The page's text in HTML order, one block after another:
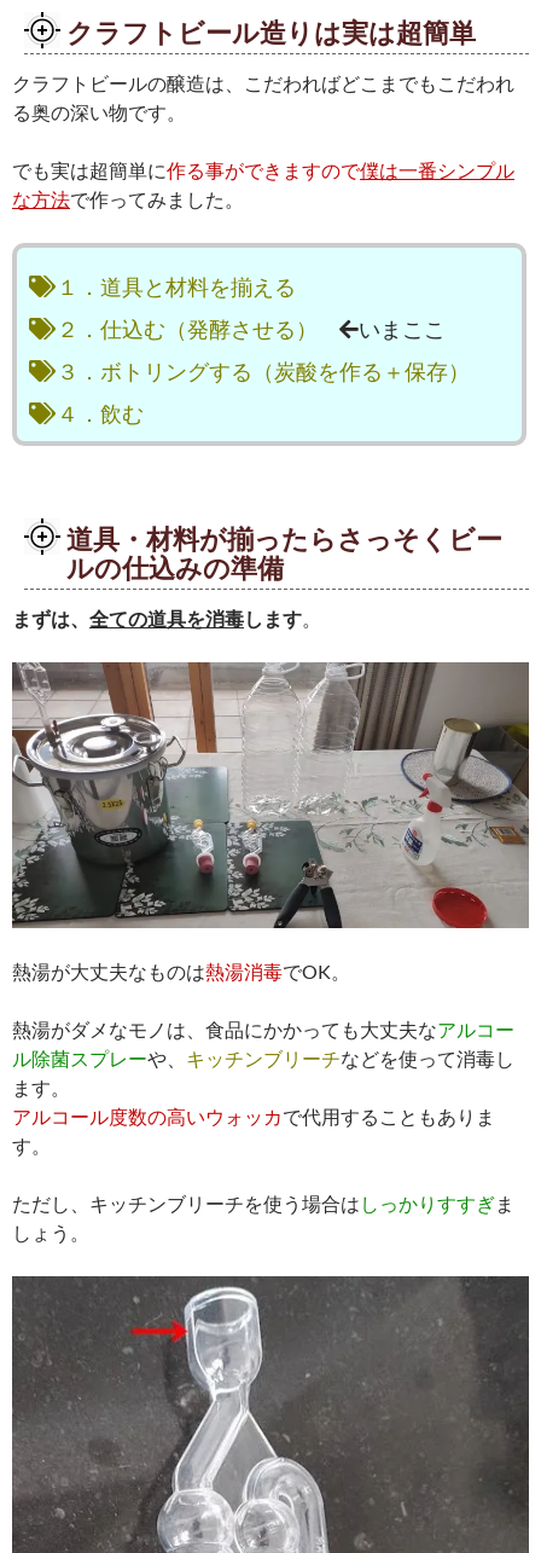
クラフトビール造りは実は超簡単
クラフトビールの醸造は、こだわればどこまでもこだわれ
る奥の深い物です。
でも実は超簡単に作る事ができますので僕は一番シンプル
な方法で作ってみました。
１．道具と材料を揃える
２．仕込む（発酵させる）
いまここ
３．ボトリングする（炭酸を作る＋保存）
４．飲む
道具・材料が揃ったらさっそくビー
ルの仕込みの準備
まずは、 全ての道具を消毒します。
熱湯が大丈夫なものは熱湯消毒でOK。
熱湯がダメなモノは、食品にかかっても大丈夫なアルコー
ル除菌スプレーや、 キッチンブリーチなどを使って消毒し
ます。
アルコール度数の高いウォッカで代用することもありま
す。
ただし、キッチンブリーチを使う場合は しっかりすすぎま
しょう。